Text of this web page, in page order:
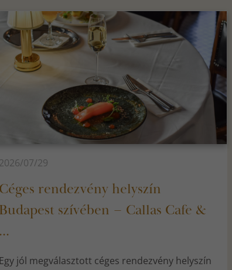
2026/07/29
Céges rendezvény helyszín
Budapest szívében – Callas Cafe &
...
Egy jól megválasztott céges rendezvény helyszín